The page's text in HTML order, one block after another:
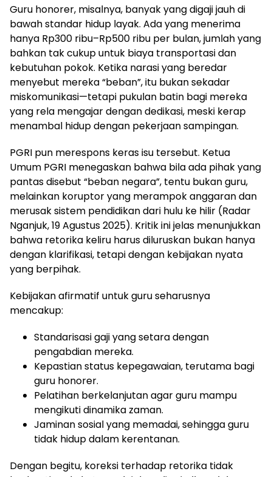
Guru honorer, misalnya, banyak yang digaji jauh di
bawah standar hidup layak. Ada yang menerima
hanya Rp300 ribu–Rp500 ribu per bulan, jumlah yang
bahkan tak cukup untuk biaya transportasi dan
kebutuhan pokok. Ketika narasi yang beredar
menyebut mereka “beban”, itu bukan sekadar
miskomunikasi—tetapi pukulan batin bagi mereka
yang rela mengajar dengan dedikasi, meski kerap
menambal hidup dengan pekerjaan sampingan.
PGRI pun merespons keras isu tersebut. Ketua
Umum PGRI menegaskan bahwa bila ada pihak yang
pantas disebut “beban negara”, tentu bukan guru,
melainkan koruptor yang merampok anggaran dan
merusak sistem pendidikan dari hulu ke hilir (Radar
Nganjuk, 19 Agustus 2025). Kritik ini jelas menunjukkan
bahwa retorika keliru harus diluruskan bukan hanya
dengan klarifikasi, tetapi dengan kebijakan nyata
yang berpihak.
Kebijakan afirmatif untuk guru seharusnya
mencakup:
Standarisasi gaji yang setara dengan
pengabdian mereka.
Kepastian status kepegawaian, terutama bagi
guru honorer.
Pelatihan berkelanjutan agar guru mampu
mengikuti dinamika zaman.
Jaminan sosial yang memadai, sehingga guru
tidak hidup dalam kerentanan.
Dengan begitu, koreksi terhadap retorika tidak